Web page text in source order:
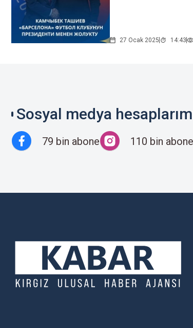
27 Ocak 2025 14:43
Sosyal medya
79 bin abone 110 bin abone